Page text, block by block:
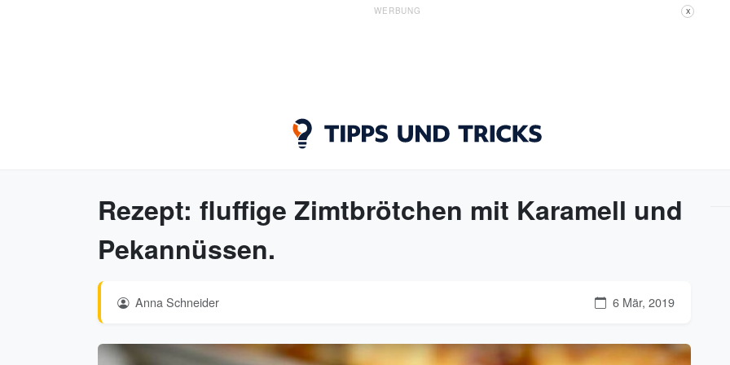
WERBUNG X
Rezept: fluffige Zimtbrötchen mit Karamell und
Pekannüssen.
Anna Schneider 6 Mär, 2019